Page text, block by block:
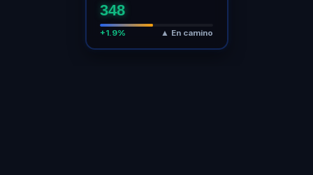
348
+1.9% ▲ En camino